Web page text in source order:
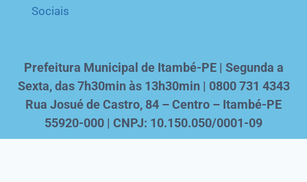
Sociais
Prefeitura Municipal de Itambé-PE | Segunda a
Sexta, das 7h30min às 13h30min | 0800 731 4343
Rua Josué de Castro, 84 – Centro – Itambé-PE
55920-000 | CNPJ: 10.150.050/0001-09